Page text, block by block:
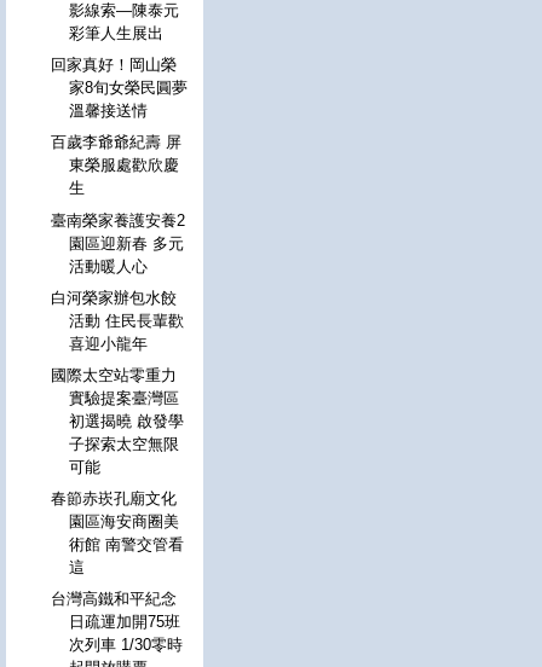
影線索—陳泰元
彩筆人生展出
回家真好！岡山榮
家8旬女榮民圓夢
溫馨接送情
百歲李爺爺紀壽 屏
東榮服處歡欣慶
生
臺南榮家養護安養2
園區迎新春 多元
活動暖人心
白河榮家辦包水餃
活動 住民長輩歡
喜迎小龍年
國際太空站零重力
實驗提案臺灣區
初選揭曉 啟發學
子探索太空無限
可能
春節赤崁孔廟文化
園區海安商圈美
術館 南警交管看
這
台灣高鐵和平紀念
日疏運加開75班
次列車 1/30零時